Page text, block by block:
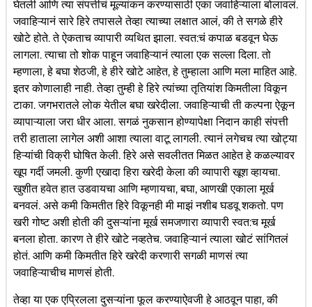
घेतली आणि त्या संपत्तीचं मूल्यांकन करण्यासाठी एका जवाहिऱ्याला बोलावलं.
जवाहिऱ्यानं सारे हिरे तपासले तेव्हा त्याच्या लक्षात आलं, की ते सगळे हीरे
खोटे होते. ते ऐकताच व्यापारी व्यथित झाला. स्वत:चं कपाळ बडवून घेऊ
लागला. त्याचा तो शोक पाहून जवाहिऱ्यानं त्याला एक सल्ला दिला. तो
म्हणाला, हे बघा शेठजी, हे हीरे खोटे आहेत, हे तुम्हाला आणि मला माहित आहे.
इतर कोणालाही नाही. तेव्हा तुम्ही हे हिरे त्यांच्या तृतियांश किमतीला विकून
टाका. जगभरातले लोक येतील बघा खरेदीला. जवाहिऱ्याची ती कल्पना ऐकून
व्यापाऱ्याला जरा धीर आला. सगळं नुकसान होण्यापेक्षा निदान काही संपत्ती
तरी हाताला लागेल अशी आशा त्याला वाटू लागली. त्यानं लगेचच त्या खोट्या
हिऱ्यांची विक्री घोषित केली. हिरे असे सवलीतत मिळत आहेत हे कळल्यावर
खूप गर्दी जमली. कुणी एखादा हिरा खरेदी केला की व्यापारी खूश व्हायचा.
खुशीत हवेत हात उडवायचा आणि म्हणायचा, बघा, आणखी एकाला मूर्ख
बनवलं. असे कमी किमतीत हिरे विकूनही मी माझं नशीब घडवू शकतो. पण
खरी गोष्ट अशी होती की दुसऱ्यांना मूर्ख समजणारा व्यापारी स्वत:च मूर्ख
बनला होता. कारण ते हीरे खोटे नव्हतेच. जवाहिऱ्यानं त्याला खोटं सांगितलं
होतं. आणि कमी किमतीत हिरे खरेदी करणारी सगळी माणसं त्या
जवाहिऱ्याचीच माणसं होती.
तेव्हा या एक एप्रिलला दुसऱ्यांना फूल करण्याऐवजी हे आठवून पाहा, की